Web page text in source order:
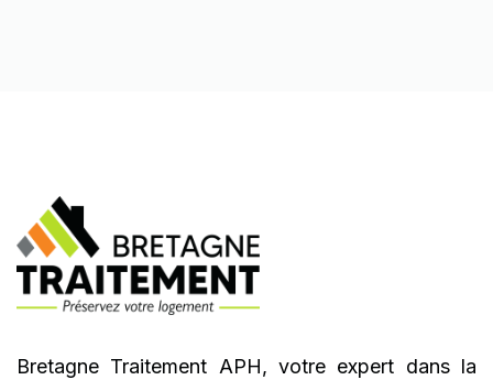
Bretagne Traitement APH, votre expert dans la